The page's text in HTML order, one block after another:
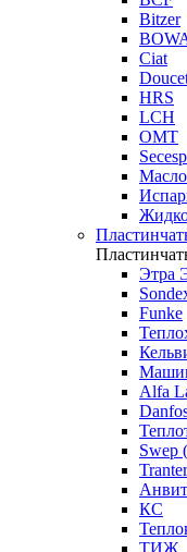
Bitzer
Ciat
HRS
LCH
OMT
Этра
Funke
Alfa
Swep
Tranter
КС
ТИЖ